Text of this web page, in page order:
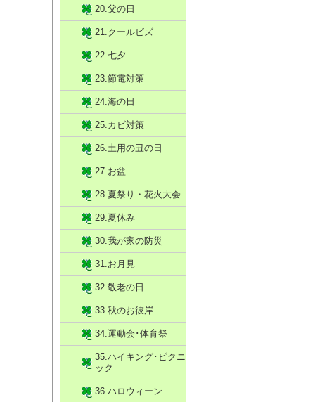
20.父の日
21.クールビズ
22.七夕
23.節電対策
24.海の日
25.カビ対策
26.土用の丑の日
27.お盆
28.夏祭り・花火大会
29.夏休み
30.我が家の防災
31.お月見
32.敬老の日
33.秋のお彼岸
34.運動会･体育祭
35.ハイキング･ピクニ
ック
36.ハロウィーン